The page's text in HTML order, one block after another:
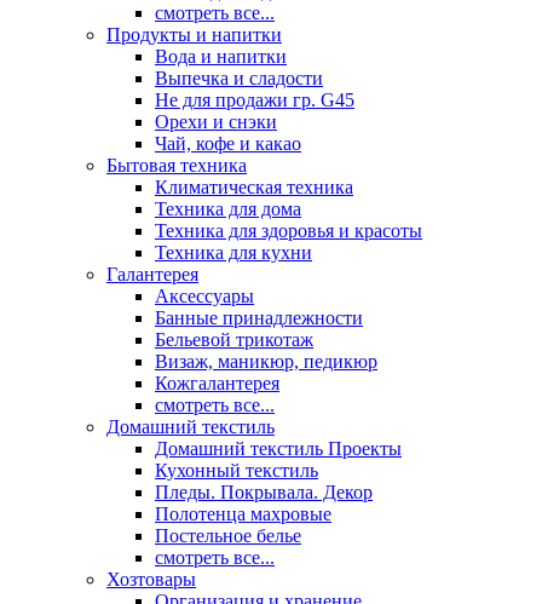
смотреть все...
Продукты и напитки
Вода и напитки
Выпечка и сладости
Не для продажи гр. G45
Орехи и снэки
Чай, кофе и какао
Бытовая техника
Климатическая техника
Техника для дома
Техника для здоровья и красоты
Техника для кухни
Галантерея
Аксессуары
Банные принадлежности
Бельевой трикотаж
Визаж, маникюр, педикюр
Кожгалантерея
смотреть все...
Домашний текстиль
Домашний текстиль Проекты
Кухонный текстиль
Пледы. Покрывала. Декор
Полотенца махровые
Постельное белье
смотреть все...
Хозтовары